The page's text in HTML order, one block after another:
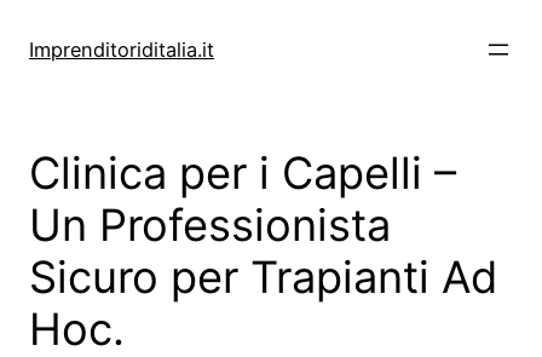
Imprenditoriditalia.it
Clinica per i Capelli –
Un Professionista
Sicuro per Trapianti Ad
Hoc.